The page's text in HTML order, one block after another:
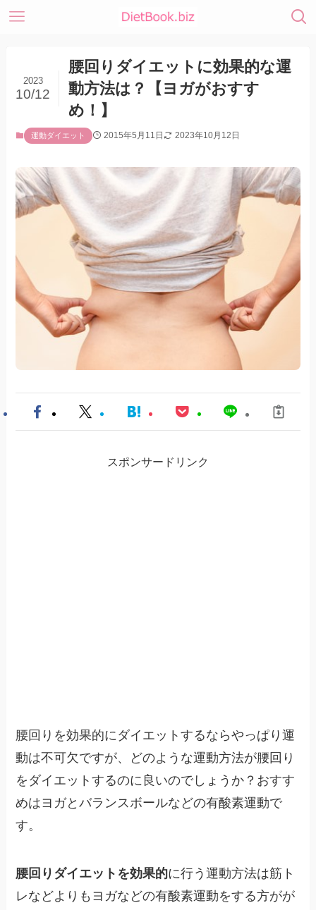
腰回りダイエットに効果的な運
動方法は？【ヨガがおすす
め！】
2023
10/12
運動ダイエット 2015年5月11日 2023年10月12日
スポンサードリンク
腰回りを効果的にダイエットするならやっぱり運
動は不可欠ですが、どのような運動方法が腰回り
をダイエットするのに良いのでしょうか？おすす
めはヨガとバランスボールなどの有酸素運動で
す。
腰回りダイエットを効果的に行う運動方法は筋ト
レなどよりもヨガなどの有酸素運動をする方がが